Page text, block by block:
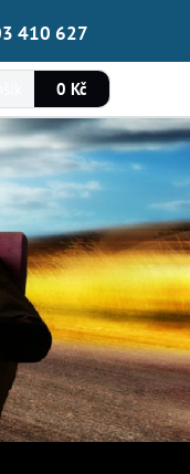
410 627
0 Kč